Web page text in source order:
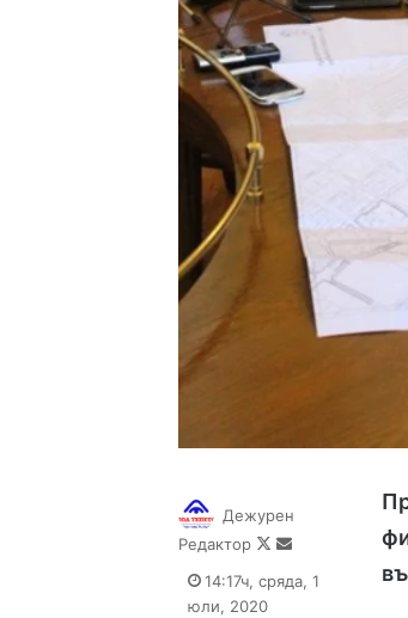
Дежурен
Редактор
Follow
X
Send
email
14:17ч, сряда, 1
юли, 2020